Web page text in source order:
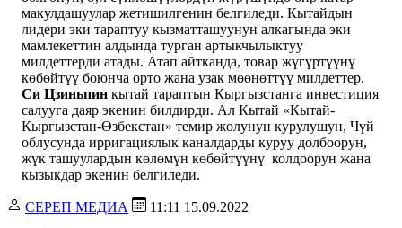
макулдашуулар жетишилгенин белгиледи. Кытайдын
лидери эки тараптуу кызматташуунун алкагында эки
мамлекеттин алдында турган артыкчылыктуу
милдеттерди атады. Атап айтканда, товар жүгүртүүнү
көбөйтүү боюнча орто жана узак мөөнөттүү милдеттер.
Си Цзиньпин кытай тараптын Кыргызстанга инвестиция
салууга даяр экенин билдирди. Ал Кытай «Кытай-
Кыргызстан-Өзбекстан» темир жолунун курулушун, Чүй
облусунда ирригациялык каналдарды куруу долбоорун,
жүк ташуулардын көлөмүн көбөйтүүнү колдоорун жана
кызыкдар экенин белгиледи.
СЕРЕП МЕДИА 11:11 15.09.2022